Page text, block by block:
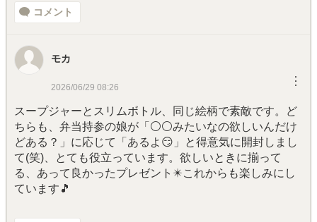
コメント
モカ
2026/06/29 08:26 ︙
スープジャーとスリムボトル、同じ絵柄で素敵です。ど
ちらも、弁当持参の娘が「⚪⚪みたいなの欲しいんだけ
どある？」に応じて「あるよ😏」と得意気に開封しまし
て(笑)、とても役立っています。欲しいときに揃って
る、あって良かったプレゼント✴️これからも楽しみにし
ています🎵